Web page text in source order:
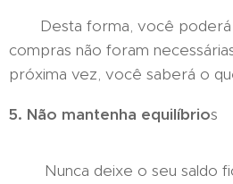
Desta forma, você poderá
compras não foram
próxima vez, você saberá o
5. Não mantenha equilíbrios
Nunca deixe o seu saldo